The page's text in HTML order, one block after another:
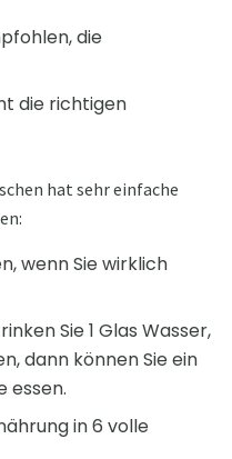
die
die richtigen
hat sehr einfache
wenn Sie wirklich
Sie 1 Glas Wasser,
dann können Sie ein
essen.
in 6 volle